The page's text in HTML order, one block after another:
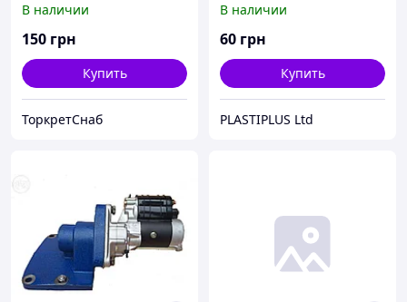
В наличии
150 грн
Купить
ТоркретСнаб
D16мм, патрон G4.
Золотой
В наличии
60 грн
Купить
PLASTIPLUS Ltd